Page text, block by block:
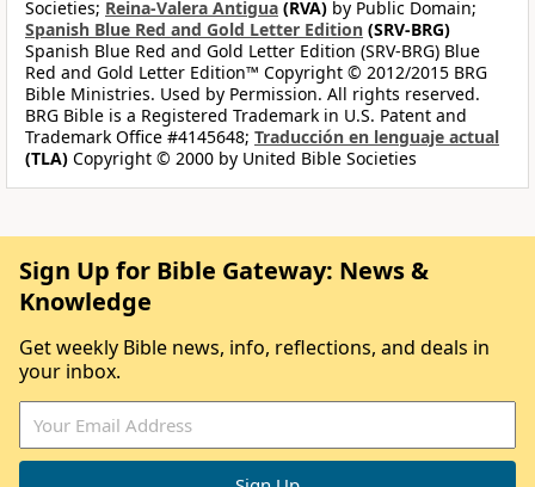
Societies; Reina-Valera Antigua (RVA) by Public Domain;
Spanish Blue Red and Gold Letter Edition (SRV-BRG)
Spanish Blue Red and Gold Letter Edition (SRV-BRG) Blue
Red and Gold Letter Edition™ Copyright © 2012/2015 BRG
Bible Ministries. Used by Permission. All rights reserved.
BRG Bible is a Registered Trademark in U.S. Patent and
Trademark Office #4145648; Traducción en lenguaje actual
(TLA) Copyright © 2000 by United Bible Societies
Sign Up for Bible Gateway: News &
Knowledge
Get weekly Bible news, info, reflections, and deals in
your inbox.